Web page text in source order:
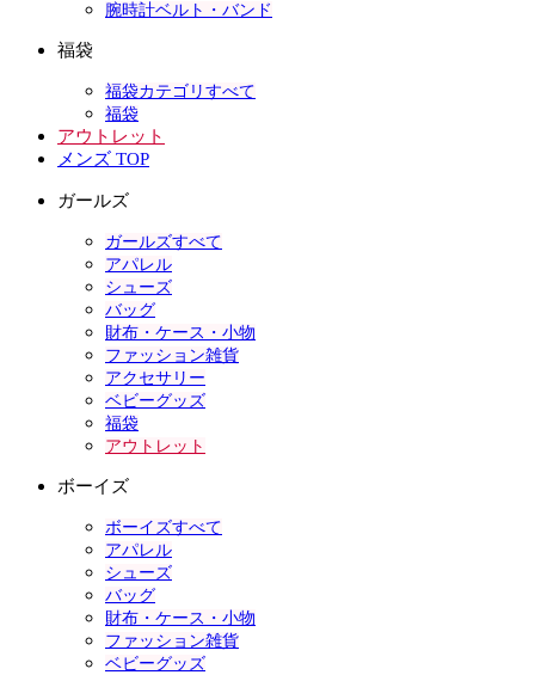
腕時計ベルト・バンド
福袋
福袋カテゴリすべて
福袋
アウトレット
メンズ TOP
ガールズ
ガールズすべて
アパレル
シューズ
バッグ
財布・ケース・小物
ファッション雑貨
アクセサリー
ベビーグッズ
福袋
アウトレット
ボーイズ
ボーイズすべて
アパレル
シューズ
バッグ
財布・ケース・小物
ファッション雑貨
ベビーグッズ